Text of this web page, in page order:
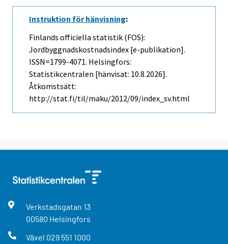
Instruktion för hänvisning:
Finlands officiella statistik (FOS):
Jordbyggnadskostnadsindex [e-publikation].
ISSN=1799-4071. Helsingfors:
Statistikcentralen [hänvisat: 10.8.2026].
Åtkomstsätt:
http://stat.fi/til/maku/2012/09/index_sv.html
Verkstadsgatan 13
00580 Helsingfors
Växel 029 551 1000